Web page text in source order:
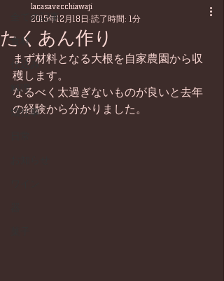
全ての記事
食材
仕込み
料理
畑仕事
たくあん作り
lacasavecchiawaji
2015年12月18日 読了時間: 1分
まず材料となる大根を自家農園から収
穫します。
なるべく太過ぎないものが良いと去年
の経験から分かりました。